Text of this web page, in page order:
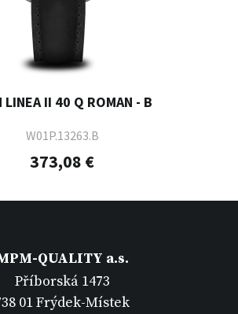
LINEA II 40 Q ROMAN - B
W01P.13263.B
373,08 €
QUALITY a.s.
Příborská 1473
01 Frýdek-Místek